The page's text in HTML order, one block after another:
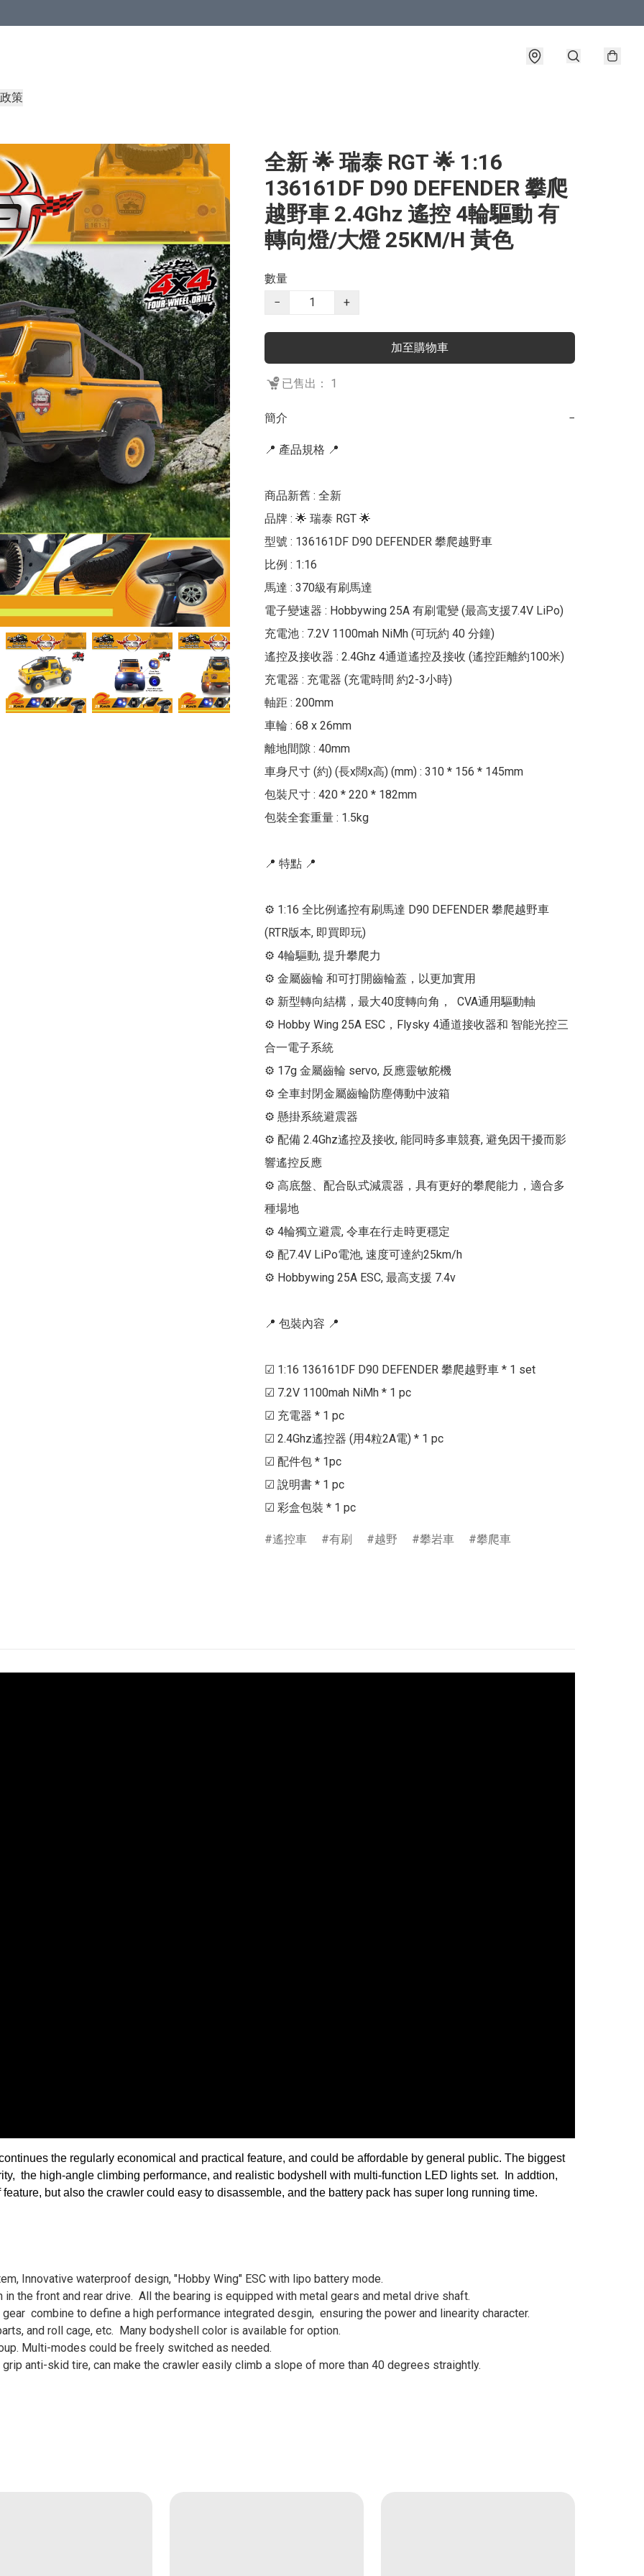
策
全新 🌟 瑞泰 RGT 🌟 1:16
136161DF D90 DEFENDER 攀爬
越野車 2.4Ghz 遙控 4輪驅動 有
轉向燈/大燈 25KM/H 黃色
數量
−
+
加至購物車
已售出： 1
簡介 −
📍 產品規格 📍
商品新舊 : 全新
品牌 : 🌟 瑞泰 RGT 🌟
型號 : 136161DF D90 DEFENDER 攀爬越野車
比例 : 1:16
馬達 : 370級有刷馬達
電子變速器 : Hobbywing 25A 有刷電變 (最高支援7.4V LiPo)
充電池 : 7.2V 1100mah NiMh (可玩約 40 分鐘)
遙控及接收器 : 2.4Ghz 4通道遙控及接收 (遙控距離約100米)
充電器 : 充電器 (充電時間 約2-3小時)
軸距 : 200mm
車輪 : 68 x 26mm
離地間隙 : 40mm
車身尺寸 (約) (長x闊x高) (mm) : 310 * 156 * 145mm
包裝尺寸 : 420 * 220 * 182mm
包裝全套重量 : 1.5kg
📍 特點 📍
⚙ 1:16 全比例遙控有刷馬達 D90 DEFENDER 攀爬越野車
(RTR版本, 即買即玩)
⚙ 4輪驅動, 提升攀爬力
⚙ 金屬齒輪 和可打開齒輪蓋，以更加實用
⚙ 新型轉向結構，最大40度轉向角，  CVA通用驅動軸
⚙ Hobby Wing 25A ESC，Flysky 4通道接收器和 智能光控三
合一電子系統
⚙ 17g 金屬齒輪 servo, 反應靈敏舵機
⚙ 全車封閉金屬齒輪防塵傳動中波箱
⚙ 懸掛系統避震器
⚙ 配備 2.4Ghz遙控及接收, 能同時多車競賽, 避免因干擾而影
響遙控反應
⚙ 高底盤、配合臥式減震器，具有更好的攀爬能力，適合多
種場地
⚙ 4輪獨立避震, 令車在行走時更穩定
⚙ 配7.4V LiPo電池, 速度可達約25km/h
⚙ Hobbywing 25A ESC, 最高支援 7.4v
📍 包裝內容 📍
☑ 1:16 136161DF D90 DEFENDER 攀爬越野車 * 1 set
☑ 7.2V 1100mah NiMh * 1 pc
☑ 充電器 * 1 pc
☑ 2.4Ghz遙控器 (用4粒2A電) * 1 pc
☑ 配件包 * 1pc
☑ 說明書 * 1 pc
☑ 彩盒包裝 * 1 pc
遙控車 有刷 越野 攀岩車 攀爬車
the regularly economical and practical feature, and could be affordable by general public. The biggest
the high-angle climbing performance, and realistic bodyshell with multi-function LED lights set. In addtion,
but also the crawler could easy to disassemble, and the battery pack has super long running time.
Innovative waterproof design, "Hobby Wing" ESC with lipo battery mode.
the front and rear drive. All the bearing is equipped with metal gears and metal drive shaft.
combine to define a high performance integrated desgin, ensuring the power and linearity character.
and roll cage, etc. Many bodyshell color is available for option.
Multi-modes could be freely switched as needed.
anti-skid tire, can make the crawler easily climb a slope of more than 40 degrees straightly.